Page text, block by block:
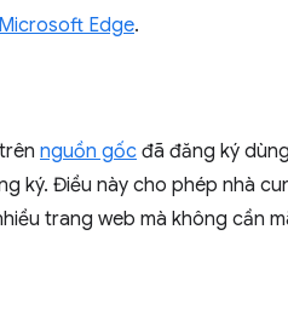
Microsoft Edge.
nguồn gốc đã đăng ký
ký. Điều này cho phép nhà
trang web mà không cần